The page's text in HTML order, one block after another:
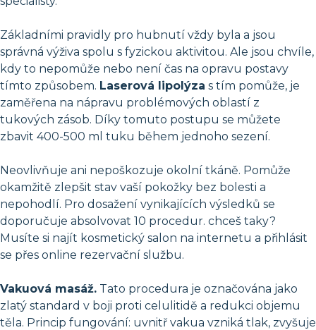
Základními pravidly pro hubnutí vždy byla a jsou
správná výživa spolu s fyzickou aktivitou. Ale jsou chvíle,
kdy to nepomůže nebo není čas na opravu postavy
tímto způsobem. Laserová lipolýza s tím pomůže, je
zaměřena na nápravu problémových oblastí z
tukových zásob. Díky tomuto postupu se můžete
zbavit 400-500 ml tuku během jednoho sezení.
Neovlivňuje ani nepoškozuje okolní tkáně. Pomůže
okamžitě zlepšit stav vaší pokožky bez bolesti a
nepohodlí. Pro dosažení vynikajících výsledků se
doporučuje absolvovat 10 procedur. chceš taky?
Musíte si najít kosmetický salon na internetu a přihlásit
se přes online rezervační službu.
Vakuová masáž. Tato procedura je označována jako
zlatý standard v boji proti celulitidě a redukci objemu
těla. Princip fungování: uvnitř vakua vzniká tlak, zvyšuje